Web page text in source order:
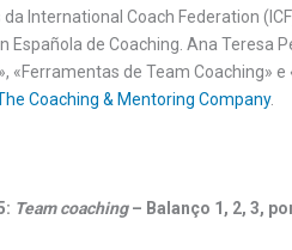
International Coach Federation
Española de Coaching. Ana Teresa
«Ferramentas de Team Coaching»
Coaching & Mentoring Company.
Team coaching– Balanço 1, 2, 3,